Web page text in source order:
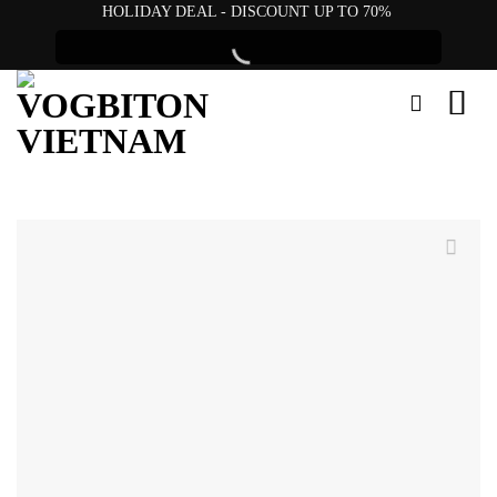
content
HOLIDAY DEAL - DISCOUNT UP TO 70%